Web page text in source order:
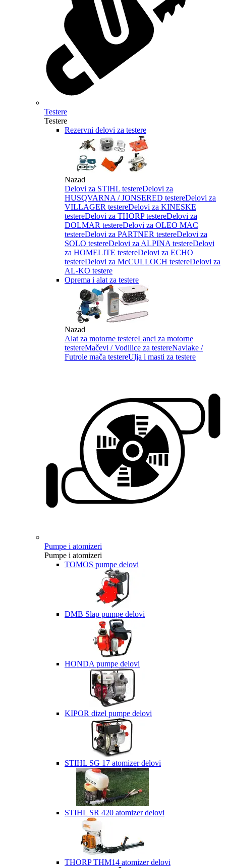
Testere
Testere
Rezervni delovi za testere
Nazad
Delovi za STIHL testereDelovi za
HUSQVARNA / JONSERED testereDelovi za
VILLAGER testereDelovi za KINESKE
testereDelovi za THORP testereDelovi za
DOLMAR testereDelovi za OLEO MAC
testereDelovi za PARTNER testereDelovi za
SOLO testereDelovi za ALPINA testereDelovi
za HOMELITE testereDelovi za ECHO
testereDelovi za McCULLOCH testereDelovi za
AL-KO testere
Oprema i alat za testere
Nazad
Alat za motorne testereLanci za motorne
testereMačevi / Vodilice za testereNavlake /
Futrole mača testereUlja i masti za testere
Pumpe i atomizeri
Pumpe i atomizeri
TOMOS pumpe delovi
DMB Slap pumpe delovi
HONDA pumpe delovi
KIPOR dizel pumpe delovi
STIHL SG 17 atomizer delovi
STIHL SR 420 atomizer delovi
THORP THM14 atomizer delovi